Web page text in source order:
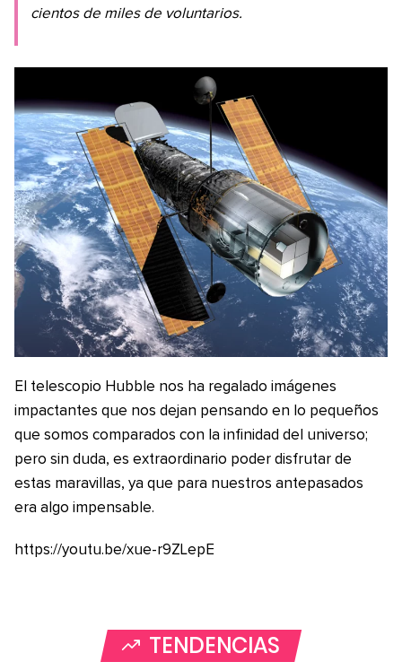
cientos de miles de voluntarios.
El telescopio Hubble nos ha regalado imágenes
impactantes que nos dejan pensando en lo pequeños
que somos comparados con la infinidad del universo;
pero sin duda, es extraordinario poder disfrutar de
estas maravillas, ya que para nuestros antepasados
era algo impensable.
https://youtu.be/xue-r9ZLepE
TENDENCIAS